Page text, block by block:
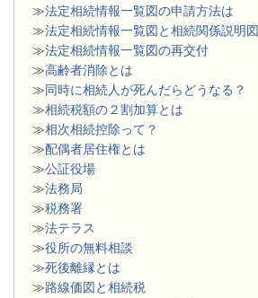
≫法定相続情報一覧図の申請方法は
≫法定相続情報一覧図と相続関係説明
≫法定相続情報一覧図の再交付
≫高齢者消除とは
≫同時に相続人が死んだらどうなる？
≫相続税額の２割加算とは
≫相次相続控除って？
≫配偶者居住権とは
≫公証役場
≫法務局
≫税務署
≫法テラス
≫役所の無料相談
≫死後離縁とは
≫路線価図と相続税